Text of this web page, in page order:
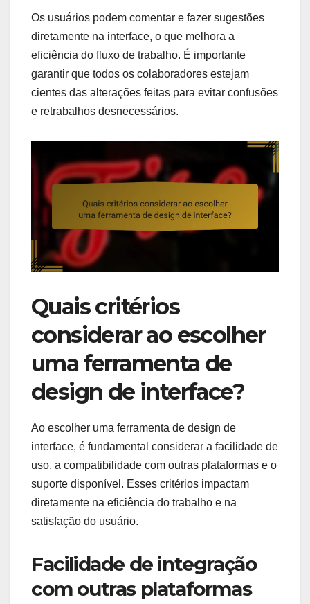
Os usuários podem comentar e fazer sugestões
diretamente na interface, o que melhora a
eficiência do fluxo de trabalho. É importante
garantir que todos os colaboradores estejam
cientes das alterações feitas para evitar confusões
e retrabalhos desnecessários.
Quais critérios
considerar ao escolher
uma ferramenta de
design de interface?
Ao escolher uma ferramenta de design de
interface, é fundamental considerar a facilidade de
uso, a compatibilidade com outras plataformas e o
suporte disponível. Esses critérios impactam
diretamente na eficiência do trabalho e na
satisfação do usuário.
Facilidade de integração
com outras plataformas